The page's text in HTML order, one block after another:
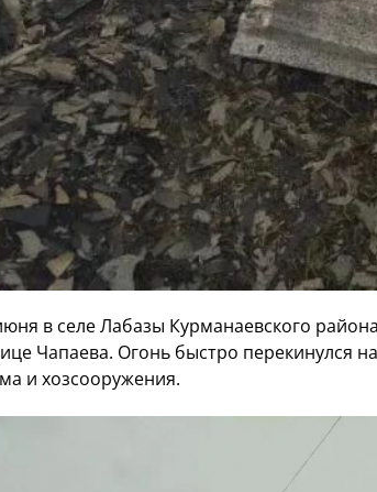
в селе Лабазы Курманаевского
Чапаева. Огонь быстро перекинулся
и хозсооружения.